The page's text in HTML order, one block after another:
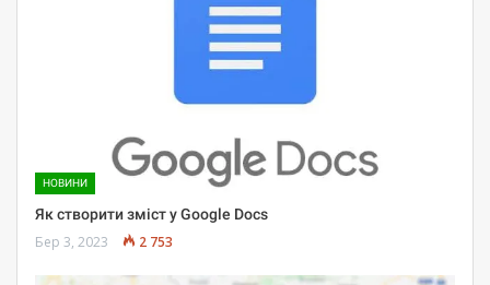
НОВИНИ
Як створити зміст у Google Docs
Бер 3, 2023 2 753